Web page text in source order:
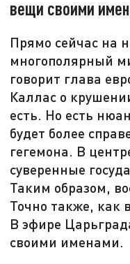
вещи своими
Прямо сейчас на
многополярный
говорит глава
Каллас о
есть. Но есть
будет более
гегемона. В
суверенные
Таким образом,
Точно также, как
В эфире
своими именами.